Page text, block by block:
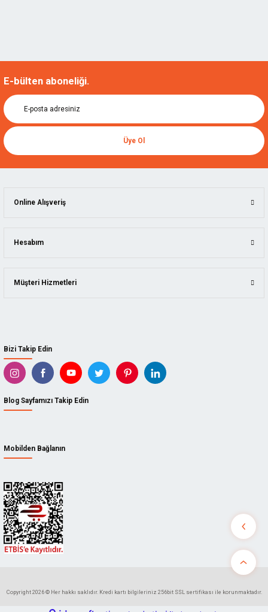
E-bülten aboneliği.
Üye Ol
Bizi Takip Edin
Blog Sayfamızı Takip Edin
Mobilden Bağlanın
Online Alışveriş
Hesabım
Müşteri Hizmetleri
Copyright 2026 © Her hakkı saklıdır. Kredi kartı bilgileriniz 256bit SSL sertifikası ile korunmaktadır.